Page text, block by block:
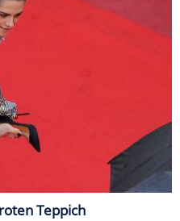
Teppich